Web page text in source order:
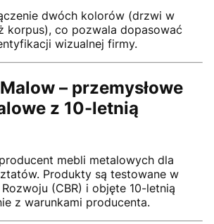
dwóch kolorów (drzwi w
korpus), co pozwala dopasować
wizualnej firmy.
– przemysłowe
z 10-letnią
mebli metalowych dla
Produkty są testowane w
(CBR) i objęte 10-letnią
z warunkami producenta.